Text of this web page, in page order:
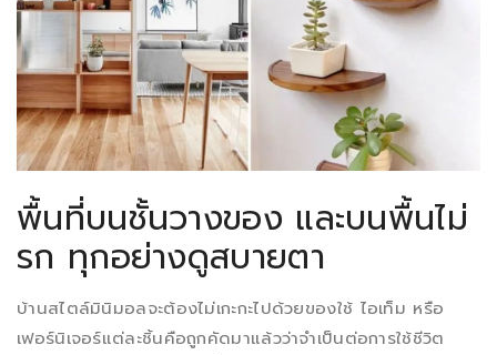
พื้นที่บนชั้นวางของ และบนพื้นไม่
รก ทุกอย่างดูสบายตา
บ้านสไตล์มินิมอลจะต้องไม่เกะกะไปด้วยของใช้ ไอเท็ม หรือ
เฟอร์นิเจอร์แต่ละชิ้นคือถูกคัดมาแล้วว่าจำเป็นต่อการใช้ชีวิต